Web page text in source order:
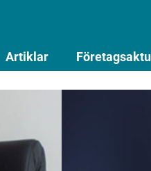
Artiklar